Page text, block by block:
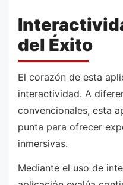
del Éxito
El corazón de esta
interactividad. A
convencionales, esta
punta para ofrecer
inmersivas.
Mediante el uso de